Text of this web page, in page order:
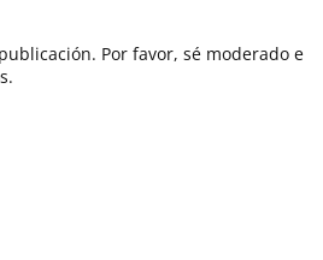
Por favor, sé moderado e